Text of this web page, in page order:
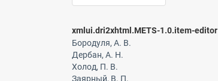
xmlui.dri2xhtml.METS-1.0.item-editor
Бородуля, А. В.
Дербан, А. Н.
Холод, П. В.
Заярный, В. П.